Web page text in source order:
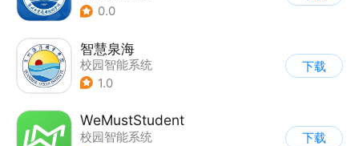
0.0
智慧泉海
校园智能系统
1.0
下载
WeMustStudent
校园智能系统
下载